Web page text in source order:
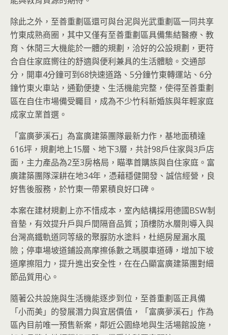
除此之外，至善重劃區還可與台泥與光武重劃區一同共享
竹東成熟商圈，其中又僅有至善重劃區具備集結醫療、教
育、休閒三大機能於一體的規劃，洽好的公設規劃，更符
合自住家庭嚮往的舒適與便利兼具的生活體驗。交通部
分，開車4分鐘可到68快速道路、5分鐘竹東轉運站、6分
鐘竹東火車站，通勤便捷、生活機能完整，使得至善重劃
區在自住市場備受矚目，成為不少竹科新婚族與年輕家庭
成家立業首選。
「富廣夢溪石」為富廣建築團隊最新力作，基地面積達
616坪，規劃地上15層、地下3層，共計98戶住家與3戶店
面，主力產品為2至3房格局，瞄準首購族與自住家庭。富
廣建築團隊深耕在地34年，憑藉穩健開發、誠信經營，良
好售後服務，於竹東一帶累積良好口碑。
本案在建材規劃上亦不惜成本，室內結構採用德國BSW制
音墊，有效提升戶與戶間隔音品質；頂樓防水層則導入與
台灣高鐵軌道同等級的聚脲防水塗料，杜絕房屋漏水風
險；停車場坡道鋪設高摩擦係數之瑪膜車道磚，增加下坡
道摩擦阻力，提升進出安全性，在在凸顯富廣建築團對細
節品質用心。
隨著公共設施與生活機能逐步到位，至善重劃區正具備
「小而美」的發展潛力與宜居價值，「富廣夢溪石」作為
區內目前唯一預售新案，鄰近公園綠地與生活場館設施，